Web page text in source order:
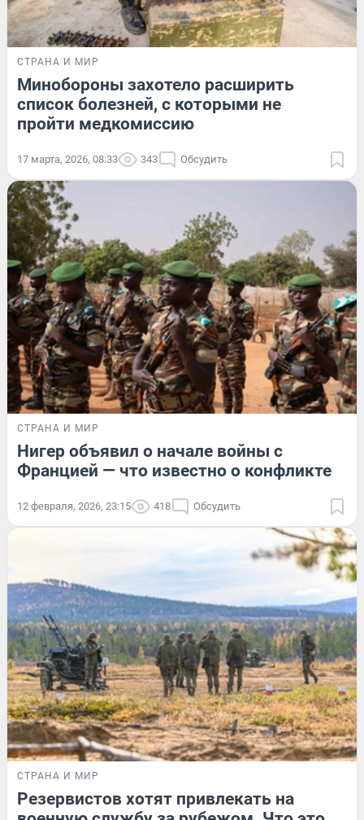
СТРАНА И МИР
Минобороны захотело расширить
список болезней, с которыми не
пройти медкомиссию
17 марта, 2026, 08:33 343 Обсудить
СТРАНА И МИР
Нигер объявил о начале войны с
Францией — что известно о конфликте
12 февраля, 2026, 23:15 418 Обсудить
СТРАНА И МИР
Резервистов хотят привлекать на